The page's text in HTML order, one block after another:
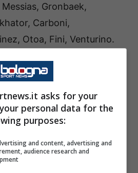
Gronbaek,
Carboni,
Otoa, Fini, Venturino.
asks for your
personal data for the
purposes:
and content, advertising and
audience research and